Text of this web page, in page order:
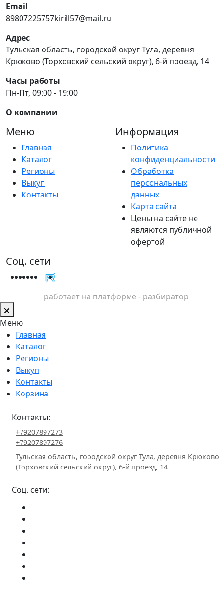
Email
89807225757kirill57@mail.ru
Адрес
Тульская область, городской округ Тула, деревня
Крюково (Торховский сельский округ), 6-й проезд, 14
Часы работы
Пн-Пт, 09:00 - 19:00
О компании
Меню
Главная
Каталог
Регионы
Выкуп
Контакты
Информация
Политика
конфиденциальности
Обработка
персональных
данных
Карта сайта
Цены на сайте не
являются публичной
офертой
Соц. сети
работает на платформе - разбиратор
Меню
Главная
Каталог
Регионы
Выкуп
Контакты
Корзина
Контакты:
+79207897273
+79207897276
Тульская область, городской округ Тула, деревня Крюково
(Торховский сельский округ), 6-й проезд, 14
Соц. сети: